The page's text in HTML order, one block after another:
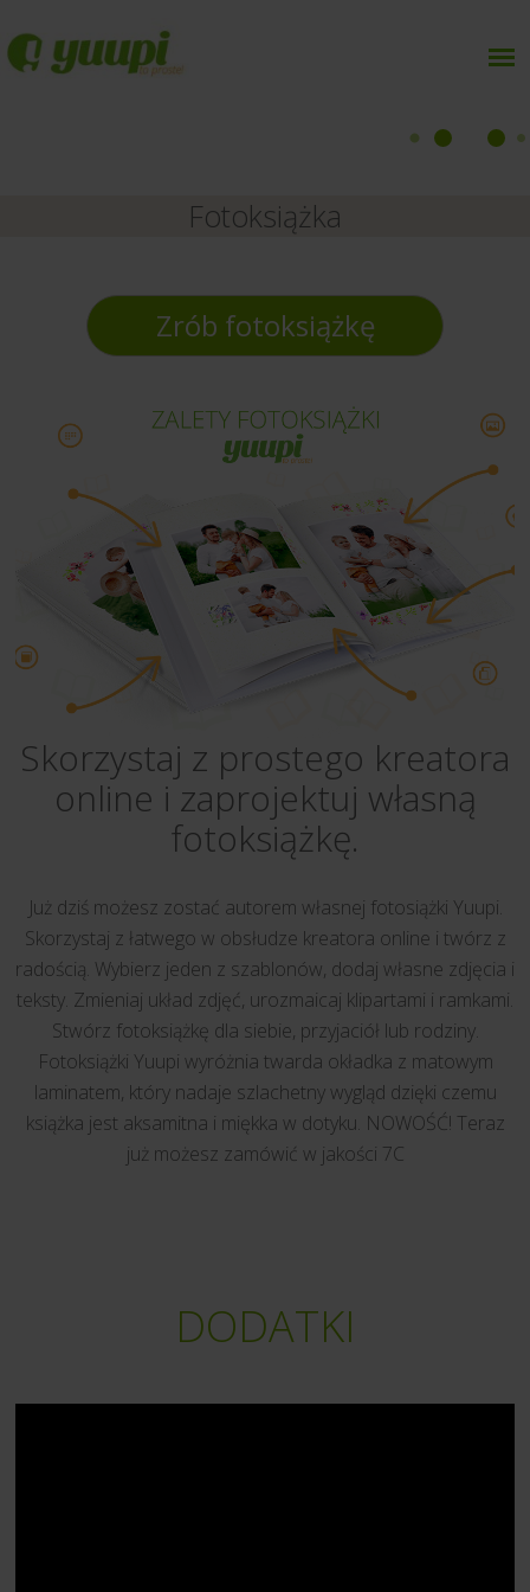
Fotoksiążka
Zrób fotoksiążkę
Skorzystaj z prostego kreatora
online i zaprojektuj własną
fotoksiążkę.
Już dziś możesz zostać autorem własnej fotosiążki Yuupi.
Skorzystaj z łatwego w obsłudze kreatora online i twórz z
radością. Wybierz jeden z szablonów, dodaj własne zdjęcia i
teksty. Zmieniaj układ zdjęć, urozmaicaj klipartami i ramkami.
Stwórz fotoksiążkę dla siebie, przyjaciół lub rodziny.
Fotoksiążki Yuupi wyróżnia twarda okładka z matowym
laminatem, który nadaje szlachetny wygląd dzięki czemu
książka jest aksamitna i miękka w dotyku. NOWOŚĆ! Teraz
już możesz zamówić w jakości 7C
DODATKI